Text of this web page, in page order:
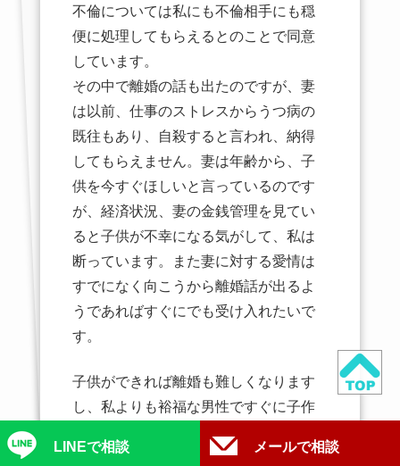
不倫については私にも不倫相手にも穏
便に処理してもらえるとのことで同意
しています。
その中で離婚の話も出たのですが、妻
は以前、仕事のストレスからうつ病の
既往もあり、自殺すると言われ、納得
してもらえません。妻は年齢から、子
供を今すぐほしいと言っているのです
が、経済状況、妻の金銭管理を見てい
ると子供が不幸になる気がして、私は
断っています。また妻に対する愛情は
すでになく向こうから離婚話が出るよ
うであればすぐにでも受け入れたいで
す。
子供ができれば離婚も難しくなります
し、私よりも裕福な男性ですぐに子作
とに同意していただけるのではと思っ
メールで相談
LINEで相談